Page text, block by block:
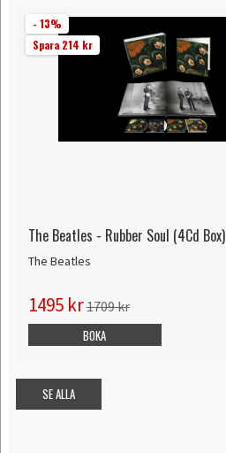
- 13%
Spara 214 kr
The Beatles - Rubber Soul (4Cd Box)
The Beatles
1495 kr1709 kr
BOKA
SE ALLA